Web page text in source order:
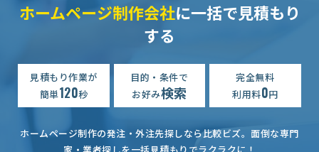
ホームページ制作会社に一括で見積もり
する
見積もり作業が
簡単120秒
目的・条件で
お好み検索
完全無料
利用料0円
ホームページ制作の発注・外注先探しなら比較ビズ。 面倒な専門
【サービスサイトのページ新規追加・更新】ホームページ制作の見積もり依頼
店舗のホームページ制作の見積もり依頼 50万円まで
ホームページ制作の見積もり依頼 相談して決めたい
ホームページ制作の見積もり依頼 相談して決めたい 神奈川県